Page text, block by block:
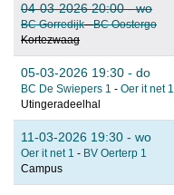
04-03-2026 20:00 - wo
BC Gorredijk-BC Oostergo
Kortezwaag
05-03-2026 19:30 - do
BC De Swiepers 1 - Oer it net 1
Utingeradeelhal
11-03-2026 19:30 - wo
Oer it net 1 - BV Oerterp 1
Campus